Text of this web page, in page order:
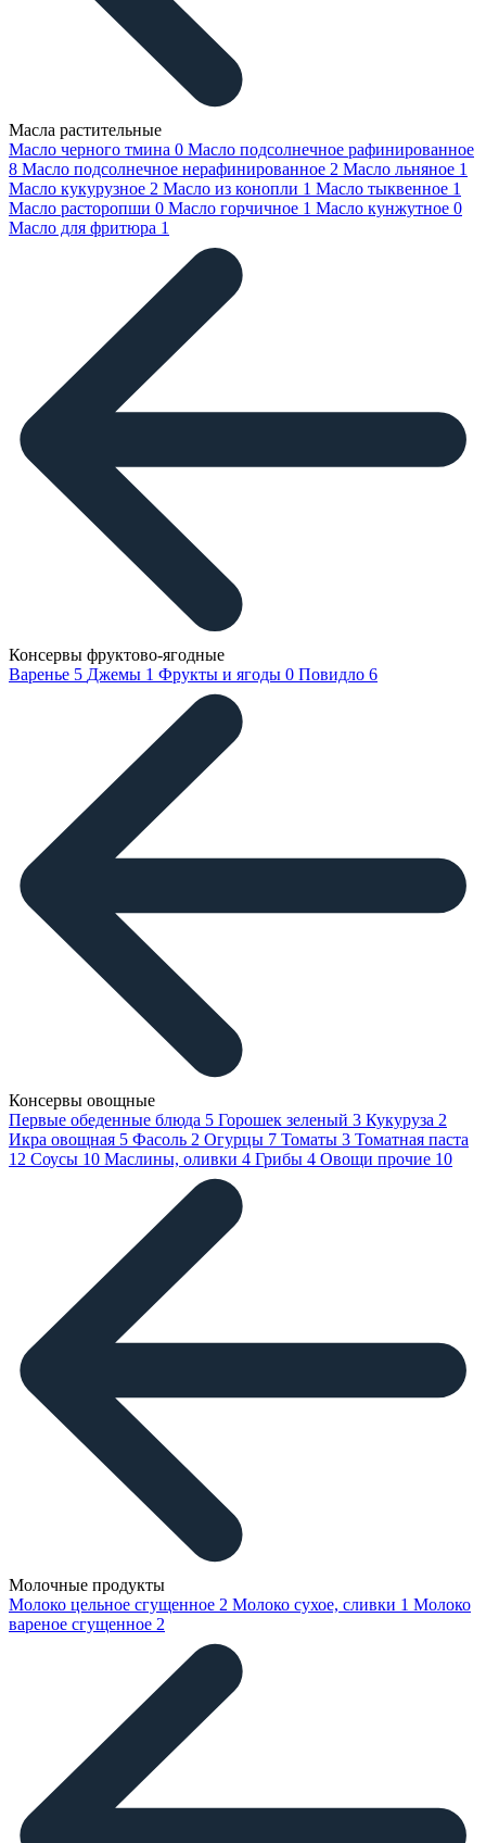
Масла растительные
Масло черного тмина 0 Масло подсолнечное рафинированное
8 Масло подсолнечное нерафинированное 2 Масло льняное 1
Масло кукурузное 2 Масло из конопли 1 Масло тыквенное 1
Масло расторопши 0 Масло горчичное 1 Масло кунжутное 0
Масло для фритюра 1
Консервы фруктово-ягодные
Варенье 5 Джемы 1 Фрукты и ягоды 0 Повидло 6
Консервы овощные
Первые обеденные блюда 5 Горошек зеленый 3 Кукуруза 2
Икра овощная 5 Фасоль 2 Огурцы 7 Томаты 3 Томатная паста
12 Соусы 10 Маслины, оливки 4 Грибы 4 Овощи прочие 10
Молочные продукты
Молоко цельное сгущенное 2 Молоко сухое, сливки 1 Молоко
вареное сгущенное 2